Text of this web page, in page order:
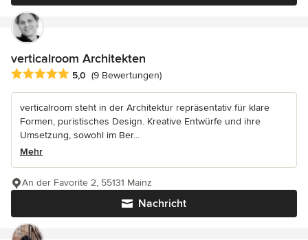
verticalroom Architekten
Durchschnittliche Bewertung: 5 von 5 Sternen
5,0 (9 Bewertungen)
verticalroom steht in der Architektur repräsentativ für klare
Formen, puristisches Design. Kreative Entwürfe und ihre
Umsetzung, sowohl im Ber...
Mehr
Nachricht
An der Favorite 2, 55131 Mainz